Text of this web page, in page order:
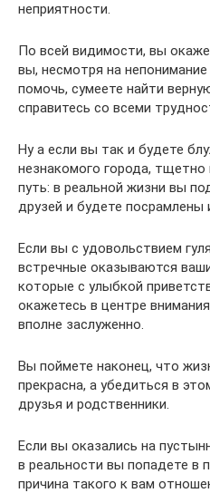
неприятности.
По всей видимости, вы
вы, несмотря на
помочь, сумеете найти
справитесь со всеми
Ну а если вы так и будете
незнакомого города,
путь: в реальной жизни вы
друзей и будете посрамлены
Если вы с удовольствием
встречные оказываются
которые с улыбкой
окажетесь в центре
вполне заслуженно.
Вы поймете наконец, что
прекрасна, а убедиться в
друзья и родственники.
Если вы оказались на
в реальности вы попадете в
причина такого к вам